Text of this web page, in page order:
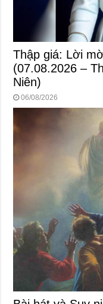
Thập giá: Lời
(07.08.2026 –
Niên)
06/08/2026